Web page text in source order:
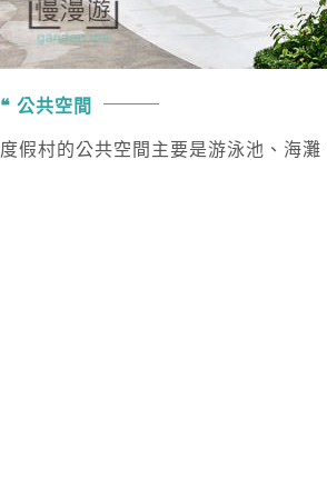
公共空間
度假村的公共空間主要是游泳池、海